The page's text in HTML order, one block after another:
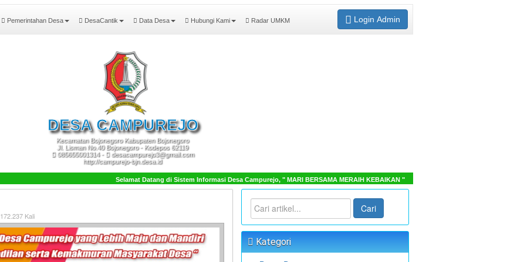
Pemerintahan Desa DesaCantik Data Desa Hubungi Kami Radar UMKM Login Admin
DESACAMPUREJO
Kecamatan Bojonegoro Kabupaten Bojonegoro
Jl. Lisman No.40 Bojonegoro - Kodepos 62119
085655001314 -
desacampurejo3@gmail.com
http://campurejo-bjn.desa.id
Selamat Datang di Sistem Informasi Desa Campurejo, " MARI BERSAMA MERAIH KEBAIKAN "
172.237 Kali
Cari
Kategori